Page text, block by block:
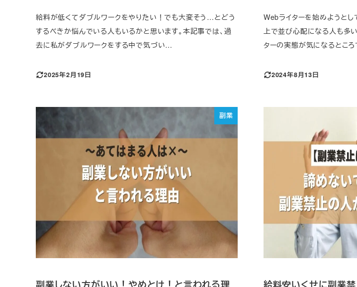
給料が低くてダブルワークをやりたい！でも大変そう…とどう
するべきか悩んでいる人もいるかと思います。本記事では、過
去に私がダブルワークをする中で気づい…
2025年2月19日
Webライターを始めようとし
上で並び心配になる人も多
ターの実態が気になるとこ
2024年8月13日
副業
副業しない方がいい！やめとけ！と言われる理
給料安いくせに副業